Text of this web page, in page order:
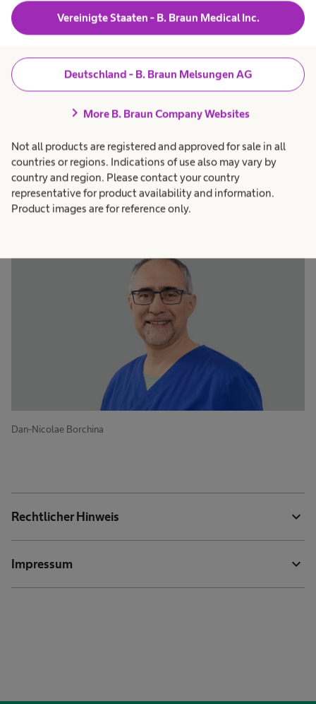
Vereinigte Staaten - B. Braun Medical Inc.
Deutschland - B. Braun Melsungen AG
chevron_right More B. Braun Company Websites
Not all products are registered and approved for sale in all
countries or regions. Indications of use also may vary by
country and region. Please contact your country
representative for product availability and information.
Product images are for reference only.
08:00 - 12:00 Uhr
Terminvergabe nur nach telefonischer
Vereinbarung!
Unser Team
Dan-Nicolae Borchina
Rechtlicher Hinweis expand_more
Impressum expand_more